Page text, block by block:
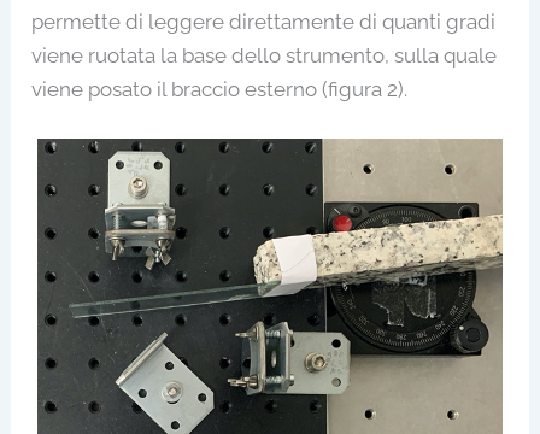
permette di leggere direttamente di quanti gradi
viene ruotata la base dello strumento, sulla quale
viene posato il braccio esterno (figura 2).